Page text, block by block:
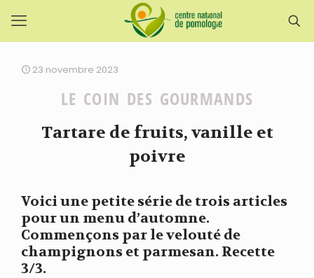
23 novembre 2023
LE COIN DES GOURMANDS
Tartare de fruits, vanille et
poivre
Voici une petite série de trois articles
pour un menu d’automne.
Commençons par le velouté de
champignons et parmesan. Recette
3/3.